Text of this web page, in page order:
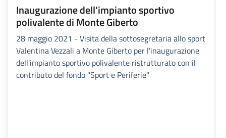
Inaugurazione dell'impianto sportivo
polivalente di Monte Giberto
28 maggio 2021 - Visita della sottosegretaria allo sport
Valentina Vezzali a Monte Giberto per l'inaugurazione
dell'impianto sportivo polivalente ristrutturato con il
contributo del fondo "Sport e Periferie"